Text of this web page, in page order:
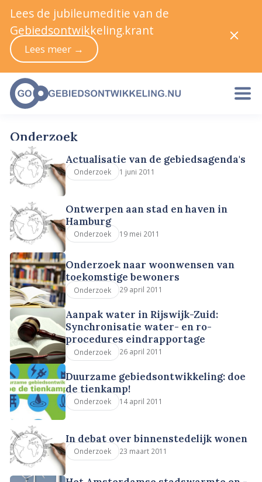
Onderzoek
Actualisatie van de gebiedsagenda's
Onderzoek 1 juni 2011
Ontwerpen aan stad en haven in
Hamburg
Onderzoek 19 mei 2011
Onderzoek naar woonwensen van
toekomstige bewoners
Onderzoek 29 april 2011
Aanpak water in Rijswijk-Zuid:
Synchronisatie water- en ro-
procedures eindrapportage
Onderzoek 26 april 2011
Duurzame gebiedsontwikkeling: doe
de tienkamp!
Onderzoek 14 april 2011
In debat over binnenstedelijk wonen
Onderzoek 23 maart 2011
Lees de jubileumeditie van de
Gebiedsontwikkeling.krant
Lees meer →